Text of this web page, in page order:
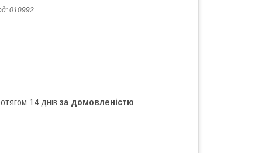
010992
14 днів за домовленістю